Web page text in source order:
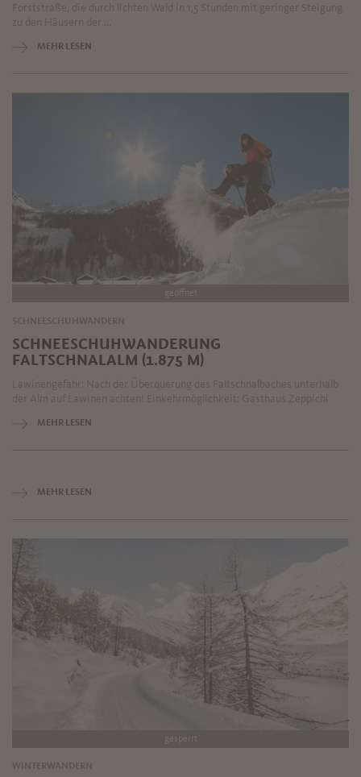
MEHR LESEN
geöffnet
SCHNEESCHUHWANDERUNG
FALTSCHNALALM (1.875 M)
MEHR LESEN
MEHR LESEN
gesperrt